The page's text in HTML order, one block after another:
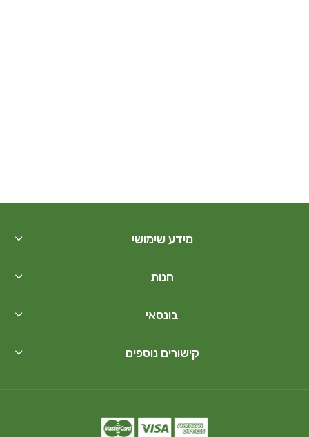
מידע שימושי
חנות
בונסאי
קישורים נוספים